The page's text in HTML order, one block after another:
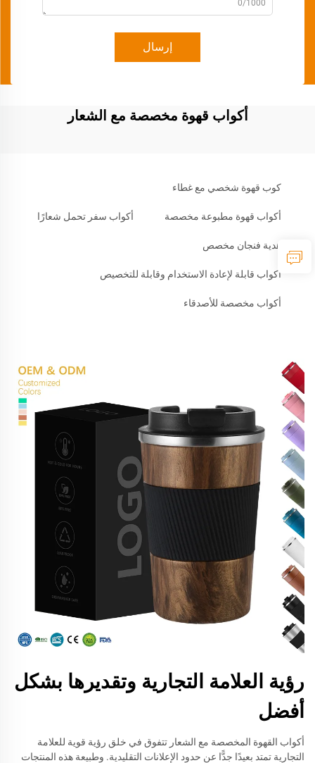
0/1000
إرسال
أكواب قهوة مخصصة مع الشعار
كوب قهوة شخصي مع غطاء
أكواب قهوة مطبوعة مخصصة أكواب سفر تحمل شعارًا
هدية فنجان مخصص
أكواب قابلة لإعادة الاستخدام وقابلة للتخصيص
أكواب مخصصة للأصدقاء
رؤية العلامة التجارية وتقديرها بشكل
أفضل
أكواب القهوة المخصصة مع الشعار تتفوق في خلق رؤية قوية للعلامة
التجارية تمتد بعيدًا جدًّا عن حدود الإعلانات التقليدية. وطبيعة هذه المنتجات